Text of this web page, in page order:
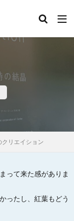
クリエイション
って来た感がありま
ったし、紅葉もどう
と